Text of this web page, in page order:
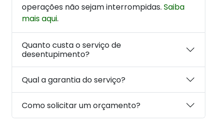
operações não sejam interrompidas. Saiba
mais aqui.
Quanto custa o serviço de
desentupimento?
Qual a garantia do serviço?
Como solicitar um orçamento?